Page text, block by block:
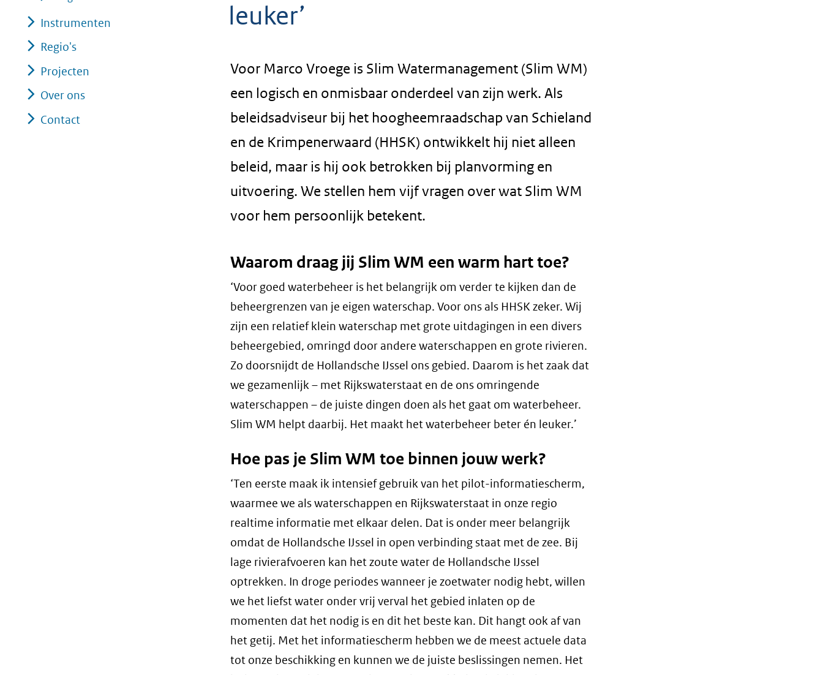
leuker’
Voor Marco Vroege is Slim Watermanagement (Slim WM)
een logisch en onmisbaar onderdeel van zijn werk. Als
beleidsadviseur bij het hoogheemraadschap van Schieland
en de Krimpenerwaard (HHSK) ontwikkelt hij niet alleen
beleid, maar is hij ook betrokken bij planvorming en
uitvoering. We stellen hem vijf vragen over wat Slim WM
voor hem persoonlijk betekent.
Waarom draag jij Slim WM een warm hart toe?
‘Voor goed waterbeheer is het belangrijk om verder te kijken dan de
beheergrenzen van je eigen waterschap. Voor ons als HHSK zeker. Wij
zijn een relatief klein waterschap met grote uitdagingen in een divers
beheergebied, omringd door andere waterschappen en grote rivieren.
Zo doorsnijdt de Hollandsche IJssel ons gebied. Daarom is het zaak dat
we gezamenlijk – met Rijkswaterstaat en de ons omringende
waterschappen – de juiste dingen doen als het gaat om waterbeheer.
Slim WM helpt daarbij. Het maakt het waterbeheer beter én leuker.’
Hoe pas je Slim WM toe binnen jouw werk?
‘Ten eerste maak ik intensief gebruik van het pilot-informatiescherm,
waarmee we als waterschappen en Rijkswaterstaat in onze regio
realtime informatie met elkaar delen. Dat is onder meer belangrijk
omdat de Hollandsche IJssel in open verbinding staat met de zee. Bij
lage rivierafvoeren kan het zoute water de Hollandsche IJssel
optrekken. In droge periodes wanneer je zoetwater nodig hebt, willen
we het liefst water onder vrij verval het gebied inlaten op de
momenten dat het nodig is en dit het beste kan. Dit hangt ook af van
het getij. Met het informatiescherm hebben we de meest actuele data
tot onze beschikking en kunnen we de juiste beslissingen nemen. Het
Instrumenten
Regio's
Projecten
Over ons
Contact